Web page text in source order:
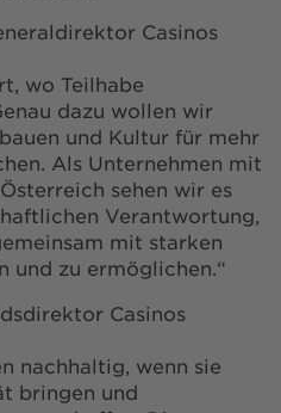
Casinos
wo Teilhabe
dazu wollen wir
und Kultur für mehr
Als Unternehmen mit
sehen wir es
Verantwortung,
mit starken
und zu ermöglichen.“
Casinos
nachhaltig, wenn sie
bringen und